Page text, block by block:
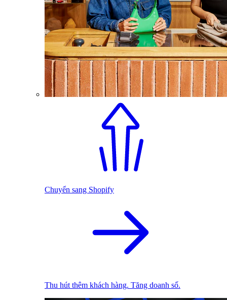
Chuyển sang Shopify
Thu hút thêm khách hàng. Tăng doanh số.